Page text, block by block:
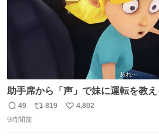
助手席から「声」で妹に運転を教
教える』の最新映像が公開。危険だ
るか news.denfaminicogamer.jp/news/
返
信
49
リ
819
い
4,802
9時間前